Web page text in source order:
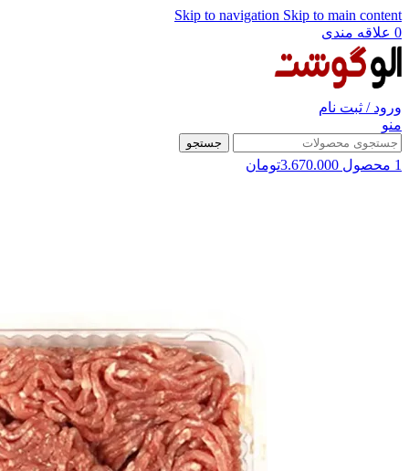
Skip to navigation Skip to main content
0 علاقه مندی
ورود / ثبت نام
منو
جستجو
1 محصول 3.670.000تومان